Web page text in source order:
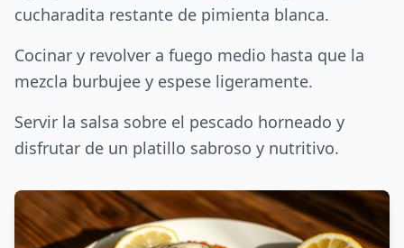
cucharadita restante de pimienta blanca.
Cocinar y revolver a fuego medio hasta que la
mezcla burbujee y espese ligeramente.
Servir la salsa sobre el pescado horneado y
disfrutar de un platillo sabroso y nutritivo.